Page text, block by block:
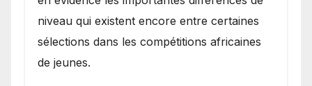
niveau qui existent encore entre certaines
sélections dans les compétitions africaines
de jeunes.